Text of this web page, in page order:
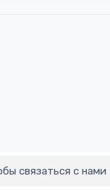
связаться с нами